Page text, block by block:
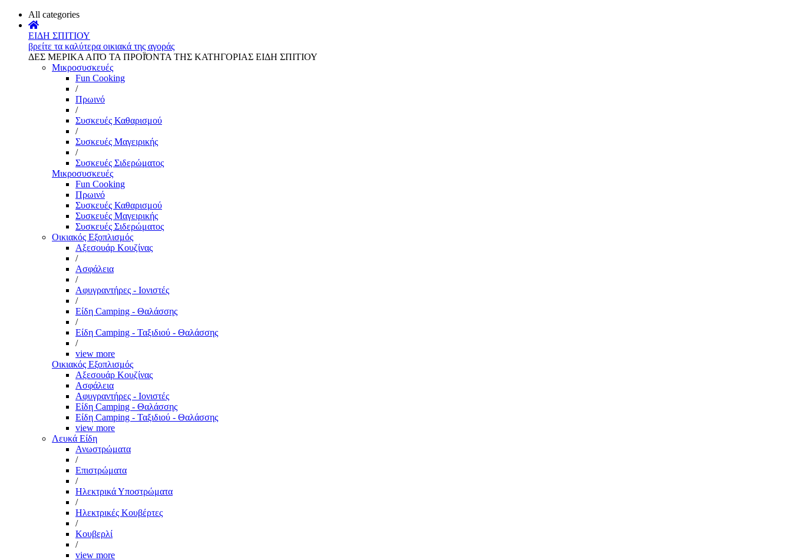
All categories
ΕΙΔΗ ΣΠΙΤΙΟΥ
βρείτε τα καλύτερα οικιακά της αγοράς
ΔΕΣ ΜΕΡΙΚΑ ΑΠΌ ΤΑ ΠΡΟΪΌΝΤΑ ΤΗΣ ΚΑΤΗΓΟΡΙΑΣ ΕΙΔΗ ΣΠΙΤΙΟΥ
Μικροσυσκευές
Fun Cooking
/
Πρωινό
/
Συσκευές Καθαρισμού
/
Συσκευές Μαγειρικής
/
Συσκευές Σιδερώματος
Μικροσυσκευές
Fun Cooking
Πρωινό
Συσκευές Καθαρισμού
Συσκευές Μαγειρικής
Συσκευές Σιδερώματος
Οικιακός Εξοπλισμός
Αξεσουάρ Κουζίνας
/
Ασφάλεια
/
Αφυγραντήρες - Ιονιστές
/
Είδη Camping - Θαλάσσης
/
Είδη Camping - Ταξιδιού - Θαλάσσης
/
view more
Οικιακός Εξοπλισμός
Αξεσουάρ Κουζίνας
Ασφάλεια
Αφυγραντήρες - Ιονιστές
Είδη Camping - Θαλάσσης
Είδη Camping - Ταξιδιού - Θαλάσσης
view more
Λευκά Είδη
Ανωστρώματα
/
Επιστρώματα
/
Ηλεκτρικά Υποστρώματα
/
Ηλεκτρικές Κουβέρτες
/
Κουβερλί
/
view more